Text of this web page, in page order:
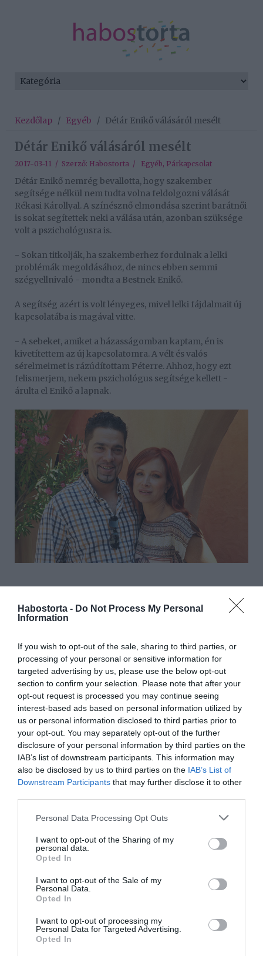
Habostorta - Do Not Process My Personal
Information
If you wish to opt-out of the sale, sharing to third parties, or
processing of your personal or sensitive information for
targeted advertising by us, please use the below opt-out
section to confirm your selection. Please note that after your
opt-out request is processed you may continue seeing
interest-based ads based on personal information utilized by
us or personal information disclosed to third parties prior to
your opt-out. You may separately opt-out of the further
disclosure of your personal information by third parties on the
IAB’s list of downstream participants. This information may
also be disclosed by us to third parties on the IAB’s List of
Downstream Participants that may further disclose it to other
Please note that this website/app uses one or more Google
not limited to your visit or usage behaviour. You may click to
grant or deny consent to Google and its third-party tags to
use your data for below specified purposes in below Google
consent section.
Personal Data Processing Opt Outs
I want to opt-out of the Sharing of my
personal data.
Opted In
I want to opt-out of the Sale of my
Personal Data.
Opted In
I want to opt-out of processing my
Personal Data for Targeted Advertising.
Opted In
Kezdőlap / Egyéb / Détár Enikő válásáról mesélt
Détár Enikő válásáról mesélt
2017-03-11 / Szerző: Habostorta / Egyéb, Párkapcsolat
Détár Enikő nemrég bevallotta, hogy szakember
segítsége nélkül nem tudta volna feldolgozni válását
Rékasi Károllyal. A színésznő elmondása szerint barátnői
is sokat segítettek neki a válása után, azonban szüksége
volt a pszichológusra is.
- Sokan titkolják, ha szakemberhez fordulnak a lelki
problémák megoldásához, de nincs ebben semmi
szégyellnivaló - mondta a Bestnek Enikő.
A segítség azért is volt lényeges, mivel lelki fájdalmait új
kapcsolatába is magával vitte.
- A sebeket, amiket a házasságomban kaptam, én is
kivetítettem az új kapcsolatomra. A vélt és valós
sérelmeimet is rázúdítottam Péterre. Ahhoz, hogy ezt
felismerjem, nekem pszichológus segítsége kellett -
árulta el Enikő a lapnak.
napjában tízszer a páromnak: "Na ma este még ide jössz
aludni hozzám vagy lelépsz?". Ez nálam önvédelem volt,
A színésznő már jobban kezeli a válását, de még mindig
tart tőle, hogy újból át kell élnie egy szakítást.
- Szerencsére sikerült visszafognom magam, de
hazudnék, ha azt mondanám, hogy néha nem kérdezem
meg: vehetek-e jövő hétre még páros mozijegyet -
vallotta be.
Forrás: Blikk
Megosztás: Facebook Twitter Pinterest
Címkék: válás,Détár Enikő,feldolgozás
Rékasi
Károly
HASONLÓ BEJEGYZÉSEK